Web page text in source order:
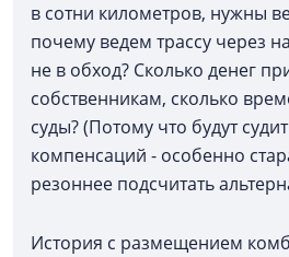
в сотни километров, нужны
почему ведем трассу через
не в обход? Сколько денег
собственникам, сколько
суды? (Потому что будут
компенсаций - особенно
резоннее подсчитать
История с размещением